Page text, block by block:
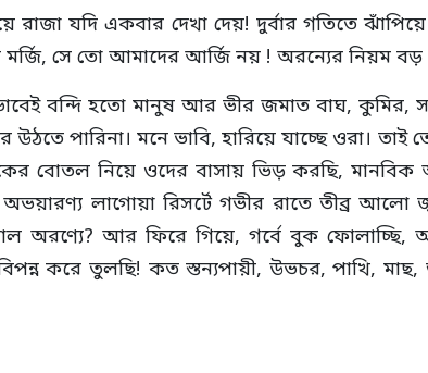
যদি একবার দেখা দেয়! দুর্বার গতিতে
সে তো আমাদের আর্জি নয় ! অরন্যের নিয়ম বড়
বন্দি হতো মানুষ আর ভীর জমাত বাঘ, কুমির,
উঠতে পারিনা। মনে ভাবি, হারিয়ে যাচ্ছে ওরা।
বোতল নিয়ে ওদের বাসায় ভিড় করছি, মানবিক
লাগোয়া রিসর্টে গভীর রাতে তীব্র আলো
অরণ্যে? আর ফিরে গিয়ে, গর্বে বুক ফোলাচ্ছি,
করে তুলছি! কত স্তন্যপায়ী, উভচর, পাখি,